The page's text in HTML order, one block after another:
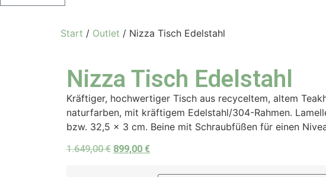
Start / Outlet / Nizza Tisch Edelstahl
Nizza Tisch Edelstahl
Kräftiger, hochwertiger Tisch aus recyceltem, altem
naturfarben, mit kräftigem Edelstahl/304-Rahmen.
bzw. 32,5 x 3 cm. Beine mit Schraubfüßen für einen
1.649,00€ 899,00 €